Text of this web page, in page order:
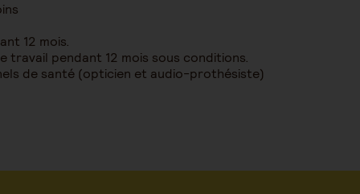
12 mois.
pendant 12 mois sous conditions.
de santé (opticien et audio-prothésiste)